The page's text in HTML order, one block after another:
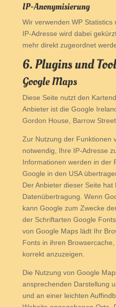
IP-Anonymisierung
Wir verwenden WP Statistics
IP-Adresse wird dabei
mehr direkt zugeordnet
6. Plugins und
Google Maps
Diese Seite nutzt den
Anbieter ist die Google
Gordon House, Barrow
Zur Nutzung der Funktionen
notwendig, Ihre IP-Adresse
Informationen werden in der
Google in den USA
Der Anbieter dieser Seite
Datenübertragung. Wenn
kann Google zum Zwecke
der Schriftarten Google
von Google Maps lädt Ihr
Fonts in ihren
korrekt anzuzeigen.
Die Nutzung von Google
ansprechenden Darstellung
und an einer leichten